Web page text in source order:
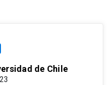
de Chile